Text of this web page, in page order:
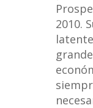
2010.